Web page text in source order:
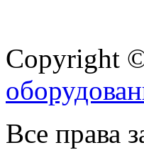
Copyright
Все права